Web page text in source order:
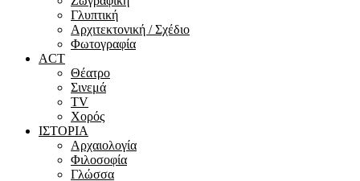
Γλυπτική
Αρχιτεκτονική / Σχέδιο
Φωτογραφία
ACT
Θέατρο
Σινεμά
ΤV
Χορός
ΙΣΤΟΡΙΑ
Αρχαιολογία
Φιλοσοφία
Γλώσσα